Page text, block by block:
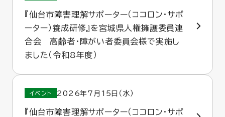
『仙台市障害理解サポーター（ココロン・サポ
ーター）養成研修』を宮城県人権擁護委員連
合会 高齢者・障がい者委員会様で実施し
ました（令和8年度）
イベント 2026年7月15日（水）
『仙台市障害理解サポーター（ココロン・サポ